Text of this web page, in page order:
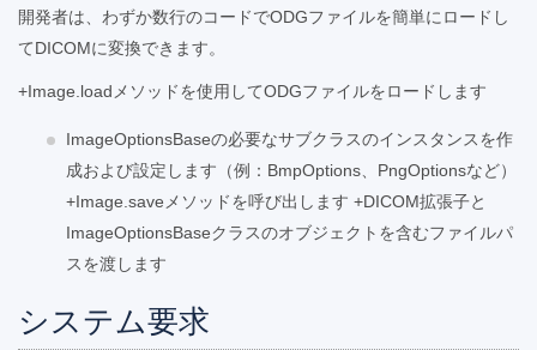
開発者は、わずか数行のコードでODGファイルを簡単にロードし
てDICOMに変換できます。
+Image.loadメソッドを使用してODGファイルをロードします
ImageOptionsBaseの必要なサブクラスのインスタンスを作
成および設定します（例：BmpOptions、PngOptionsなど）
+Image.saveメソッドを呼び出します +DICOM拡張子と
ImageOptionsBaseクラスのオブジェクトを含むファイルパ
スを渡します
システム要求